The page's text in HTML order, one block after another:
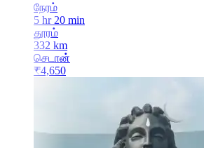
நேரம்
5 hr 20 min
தூரம்
332 km
செடான்
₹4,650